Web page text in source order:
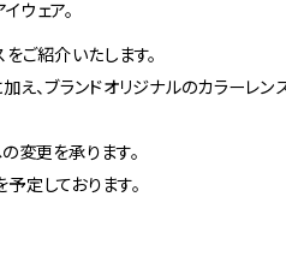
Others
お問い合わせ
ウェア。
ご紹介いたします。
加え、ブランドオリジナルのカラーレ
変更を承ります。
定しております。